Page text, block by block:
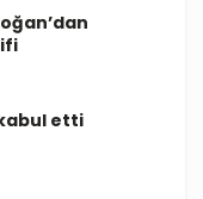
etti